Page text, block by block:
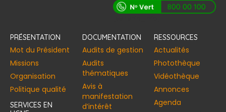
PRÉSENTATION
Mot du Président
Missions
Organisation
Politique qualité
SERVICES EN
DOCUMENTATION
Audits de gestion
Audits
thématiques
Avis à
manifestation
d’intérêt
RESSOURCES
Actualités
Photothèque
Vidéothèque
Annonces​
Agenda